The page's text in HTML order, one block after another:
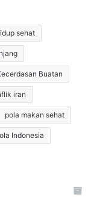
sehat
Buatan
iran
pola makan sehat
Indonesia